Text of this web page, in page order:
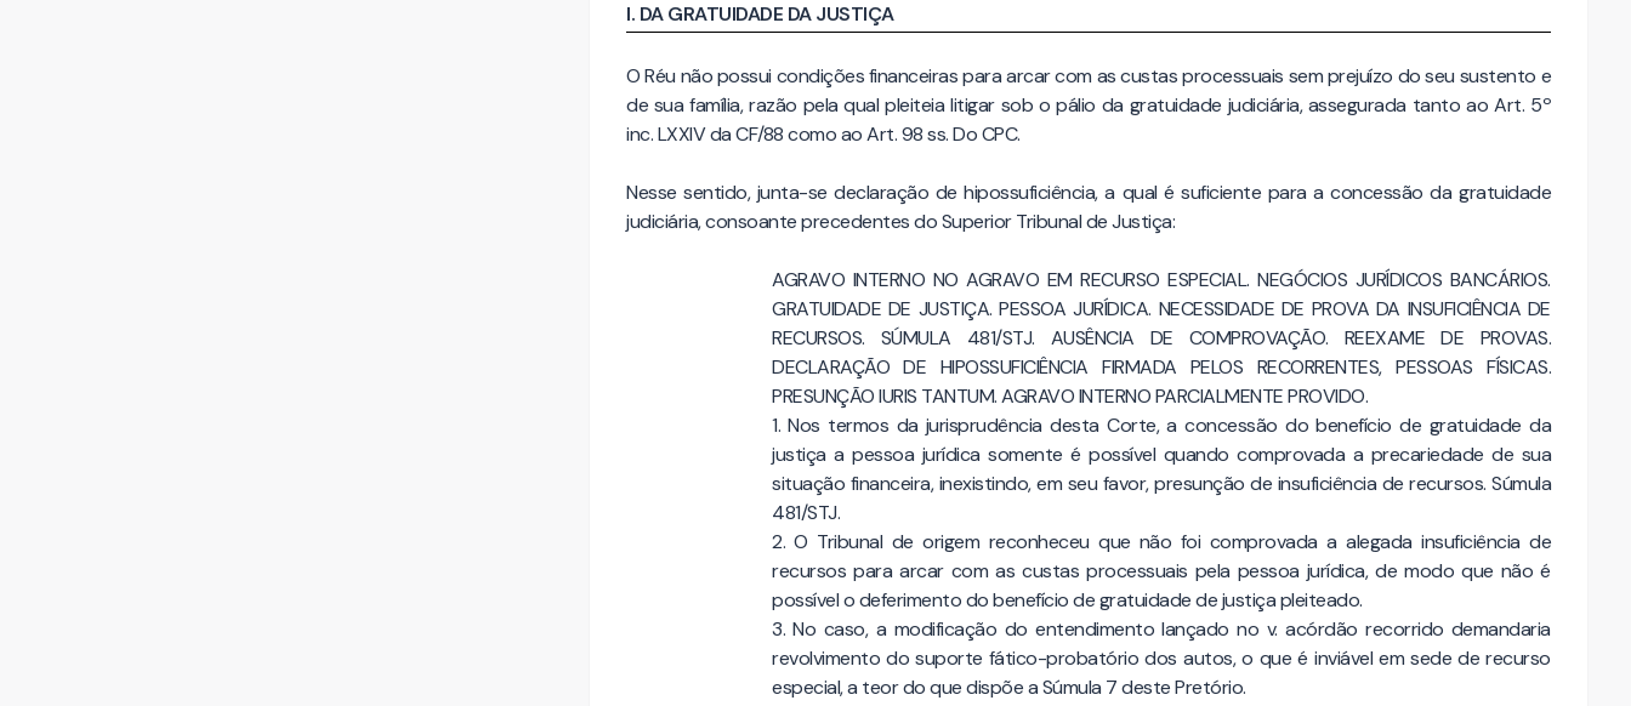
I. DA GRATUIDADE DA JUSTIÇA
O Réu não possui condições financeiras para arcar com as custas processuais sem prejuízo do seu sustento e
de sua família, razão pela qual pleiteia litigar sob o pálio da gratuidade judiciária, assegurada tanto ao Art. 5º
inc. LXXIV da CF/88 como ao Art. 98 ss. Do CPC.
Nesse sentido, junta-se declaração de hipossuficiência, a qual é suficiente para a concessão da gratuidade
judiciária, consoante precedentes do Superior Tribunal de Justiça:
AGRAVO INTERNO NO AGRAVO EM RECURSO ESPECIAL. NEGÓCIOS JURÍDICOS BANCÁRIOS.
GRATUIDADE DE JUSTIÇA. PESSOA JURÍDICA. NECESSIDADE DE PROVA DA INSUFICIÊNCIA DE
RECURSOS. SÚMULA 481/STJ. AUSÊNCIA DE COMPROVAÇÃO. REEXAME DE PROVAS.
DECLARAÇÃO DE HIPOSSUFICIÊNCIA FIRMADA PELOS RECORRENTES, PESSOAS FÍSICAS.
PRESUNÇÃO IURIS TANTUM. AGRAVO INTERNO PARCIALMENTE PROVIDO.
1. Nos termos da jurisprudência desta Corte, a concessão do benefício de gratuidade da
justiça a pessoa jurídica somente é possível quando comprovada a precariedade de sua
situação financeira, inexistindo, em seu favor, presunção de insuficiência de recursos. Súmula
481/STJ.
2. O Tribunal de origem reconheceu que não foi comprovada a alegada insuficiência de
recursos para arcar com as custas processuais pela pessoa jurídica, de modo que não é
possível o deferimento do benefício de gratuidade de justiça pleiteado.
3. No caso, a modificação do entendimento lançado no v. acórdão recorrido demandaria
revolvimento do suporte fático-probatório dos autos, o que é inviável em sede de recurso
especial, a teor do que dispõe a Súmula 7 deste Pretório.